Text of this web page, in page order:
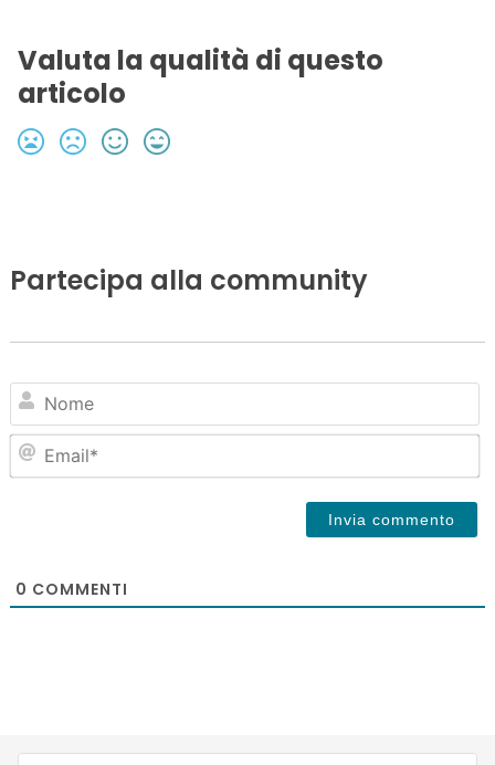
Valuta la qualità di questo
articolo
Partecipa alla community
0 COMMENTI